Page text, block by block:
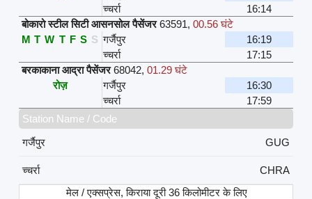
च्चर्रा
16:14
बोकारो स्टील सिटी आसनसोल पैसेंजर 63591, 00.56 घंटे
M T W T F S S गर्जैपुर
16:19
च्चर्रा
17:15
बरकाकाना आद्रा पैसेंजर 68042, 01.29 घंटे
रोज़
गर्जैपुर
16:30
च्चर्रा
17:59
Station Name / Code
गर्जैपुर
GUG
च्चर्रा
CHRA
मेल / एक्सप्रेस, किराया दूरी 36 किलोमीटर के लिए